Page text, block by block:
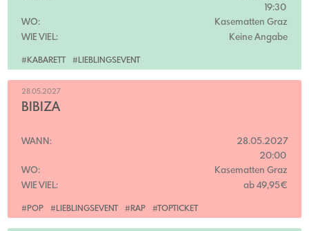
#KABARETT #LIEBLINGSEVENT
19:30
WO:
Kasematten Graz
WIE VIEL:
Keine Angabe
#POP #LIEBLINGSEVENT #RAP #TOPTICKET
28.05.2027
BIBIZA
WANN:
28.05.2027
20:00
WO:
Kasematten Graz
WIE VIEL:
ab 49,95€